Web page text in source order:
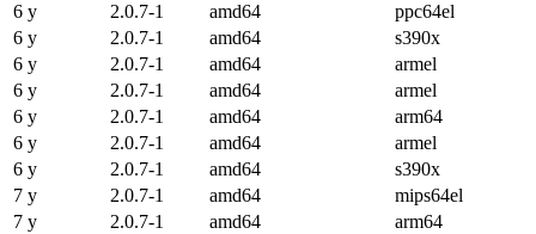
6 y
2.0.7-1 amd64
ppc64el
6 y
2.0.7-1 amd64
s390x
6 y
2.0.7-1 amd64
armel
6 y
2.0.7-1 amd64
armel
6 y
2.0.7-1 amd64
arm64
6 y
2.0.7-1 amd64
armel
6 y
2.0.7-1 amd64
s390x
7 y
2.0.7-1 amd64
mips64el
7 y
2.0.7-1 amd64
arm64